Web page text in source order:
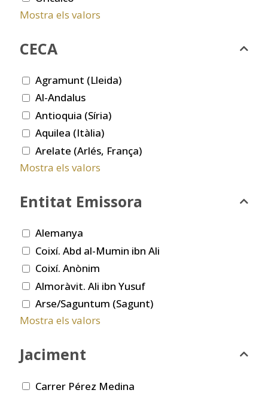
Mostra els valors
CECA
Agramunt (Lleida)
Al-Andalus
Antioquia (Síria)
Aquilea (Itàlia)
Arelate (Arlés, França)
Mostra els valors
Entitat Emissora
Alemanya
Coixí. Abd al-Mumin ibn Ali
Coixí. Anònim
Almoràvit. Ali ibn Yusuf
Arse/Saguntum (Sagunt)
Mostra els valors
Jaciment
Carrer Pérez Medina